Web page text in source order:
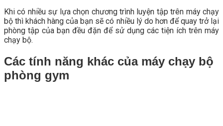
Khi có nhiều sự lựa chọn chương trình luyện tập trên máy chạy
bộ thì khách hàng của bạn sẽ có nhiều lý do hơn để quay trở lại
phòng tập của bạn đều đặn để sử dụng các tiện ích trên máy
chạy bộ.
Các tính năng khác của máy chạy bộ
phòng gym